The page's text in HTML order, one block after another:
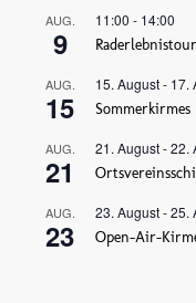
AUG.
9
11:00 - 14:00
AUG.
15
15. August- 17.
AUG.
21
21. August-22.
AUG.
23
23. August-25.
Open-Air-